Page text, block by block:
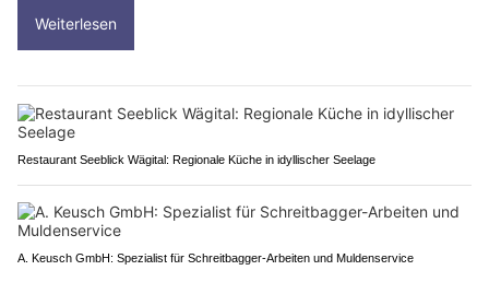
Weiterlesen
Restaurant Seeblick Wägital: Regionale Küche in idyllischer Seelage
A. Keusch GmbH: Spezialist für Schreitbagger-Arbeiten und Muldenservice